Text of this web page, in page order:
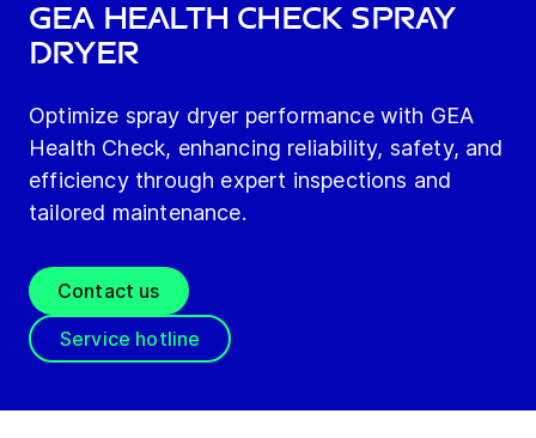
GEA Health Check Spray
Dryer
Optimize spray dryer performance with GEA
Health Check, enhancing reliability, safety, and
efficiency through expert inspections and
tailored maintenance.
Contact us
Service hotline